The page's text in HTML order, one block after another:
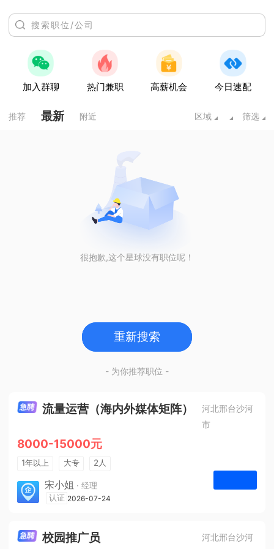
加入群聊 热门兼职 高薪机会 今日速配
推荐 最新 附近 区域 筛选
很抱歉,这个星球没有职位呢！
重新搜索
- 为你推荐职位 -
流量运营（海内外媒体矩阵）
河北邢台沙河
市
8000-15000元
1年以上 大专
2人
法定节假日
宋小姐 · 经理
河北众杰网络科技有限公司
认证 2026-07-24
校园推广员
河北邢台沙河